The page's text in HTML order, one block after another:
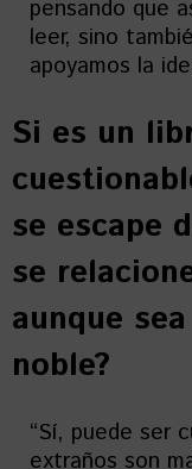
pensando que
leer, sino
apoyamos la
Si es un
se escape
se
aunque
noble?
“Sí, puede ser
extraños son